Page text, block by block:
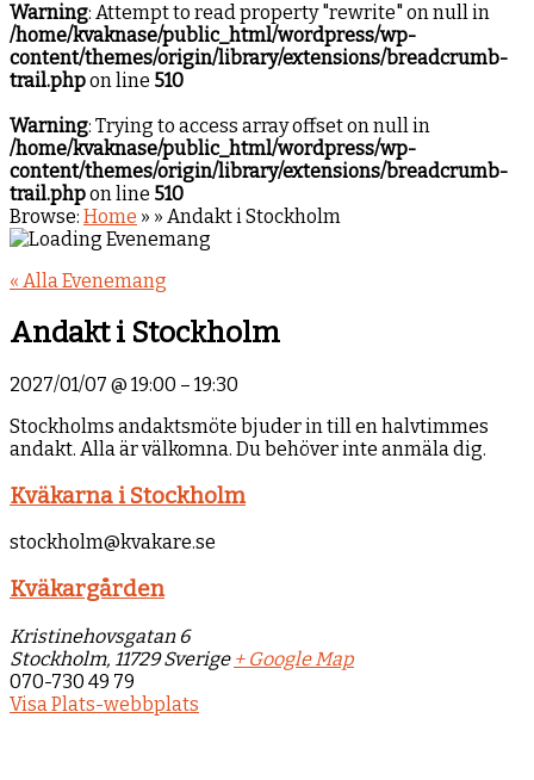
Warning: Attempt to read property "rewrite" on null in
/home/kvaknase/public_html/wordpress/wp-
content/themes/origin/library/extensions/breadcrumb-
trail.phpon line 510
Warning: Trying to access array offset on null in
/home/kvaknase/public_html/wordpress/wp-
content/themes/origin/library/extensions/breadcrumb-
trail.phpon line 510
Browse: Home » » Andakt i Stockholm
« Alla Evenemang
Andakt i Stockholm
2027/01/07 @ 19:00 – 19:30
Stockholms andaktsmöte bjuder in till en halvtimmes
andakt. Alla är välkomna. Du behöver inte anmäla dig.
Kväkarna i Stockholm
stockholm@kvakare.se
Kväkargården
Kristinehovsgatan 6
Stockholm, 11729 Sverige + Google Map
070-730 49 79
Visa Plats-webbplats